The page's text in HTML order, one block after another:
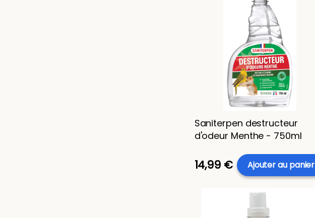
Saniterpen destructeur
d'odeur Menthe - 750ml
14,99 € Ajouter au panier